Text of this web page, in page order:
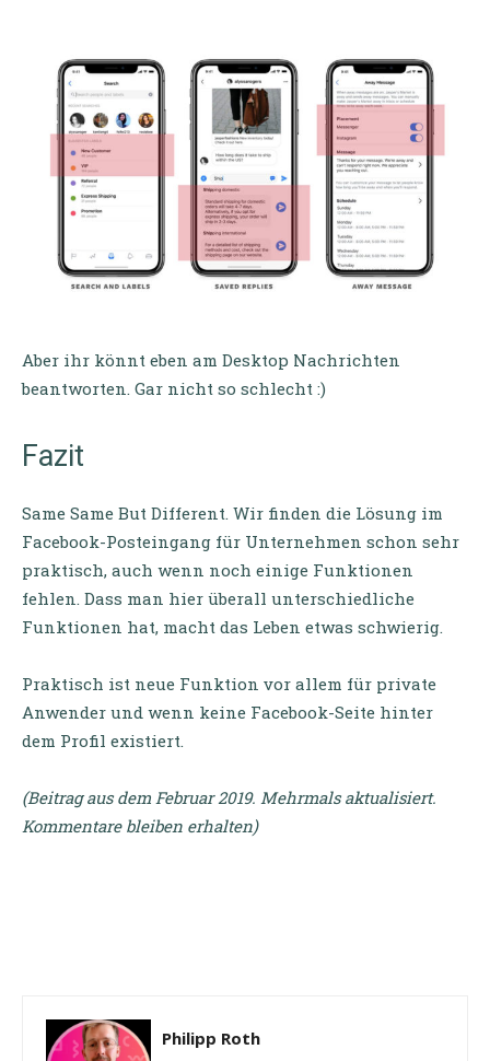
Aber ihr könnt eben am Desktop Nachrichten
beantworten. Gar nicht so schlecht :)
Fazit
Same Same But Different. Wir finden die Lösung im
Facebook-Posteingang für Unternehmen schon sehr
praktisch, auch wenn noch einige Funktionen
fehlen. Dass man hier überall unterschiedliche
Funktionen hat, macht das Leben etwas schwierig.
Praktisch ist neue Funktion vor allem für private
Anwender und wenn keine Facebook-Seite hinter
dem Profil existiert.
(Beitrag aus dem Februar 2019. Mehrmals aktualisiert.
Kommentare bleiben erhalten)
Philipp Roth